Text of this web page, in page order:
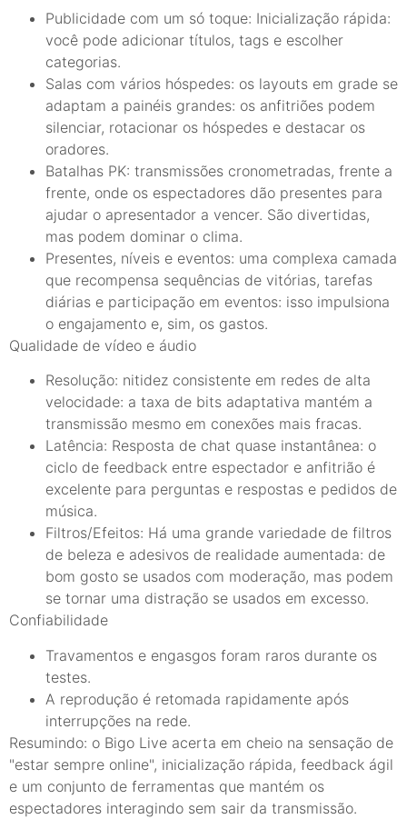
Publicidade com um só toque: Inicialização rápida:
você pode adicionar títulos, tags e escolher
categorias.
Salas com vários hóspedes: os layouts em grade se
adaptam a painéis grandes: os anfitriões podem
silenciar, rotacionar os hóspedes e destacar os
oradores.
Batalhas PK: transmissões cronometradas, frente a
frente, onde os espectadores dão presentes para
ajudar o apresentador a vencer. São divertidas,
mas podem dominar o clima.
Presentes, níveis e eventos: uma complexa camada
que recompensa sequências de vitórias, tarefas
diárias e participação em eventos: isso impulsiona
o engajamento e, sim, os gastos.
Qualidade de vídeo e áudio
Resolução: nitidez consistente em redes de alta
velocidade: a taxa de bits adaptativa mantém a
transmissão mesmo em conexões mais fracas.
Latência: Resposta de chat quase instantânea: o
ciclo de feedback entre espectador e anfitrião é
excelente para perguntas e respostas e pedidos de
música.
Filtros/Efeitos: Há uma grande variedade de filtros
de beleza e adesivos de realidade aumentada: de
bom gosto se usados com moderação, mas podem
se tornar uma distração se usados em excesso.
Confiabilidade
Travamentos e engasgos foram raros durante os
testes.
A reprodução é retomada rapidamente após
interrupções na rede.
Resumindo: o Bigo Live acerta em cheio na sensação de
"estar sempre online", inicialização rápida, feedback ágil
e um conjunto de ferramentas que mantém os
espectadores interagindo sem sair da transmissão.